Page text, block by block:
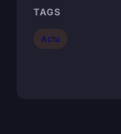
TAGS
Actu